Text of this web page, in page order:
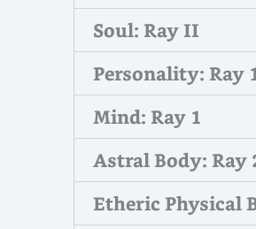
Soul: Ray II
Personality: Ray
Mind: Ray 1
Astral Body: Ray
Etheric Physical